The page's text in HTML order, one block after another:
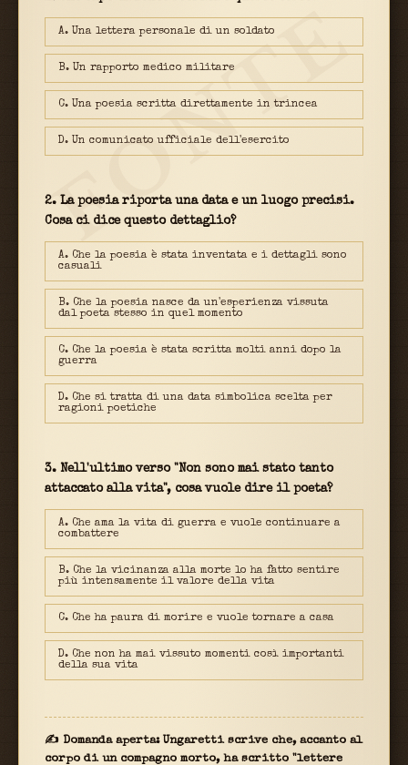
FONTE
A. Una lettera personale di un soldato
B. Un rapporto medico militare
C. Una poesia scritta direttamente in trincea
D. Un comunicato ufficiale dell'esercito
2. La poesia riporta una data e un luogo precisi.
Cosa ci dice questo dettaglio?
A. Che la poesia è stata inventata e i dettagli sono
casuali
B. Che la poesia nasce da un'esperienza vissuta
dal poeta stesso in quel momento
C. Che la poesia è stata scritta molti anni dopo la
guerra
D. Che si tratta di una data simbolica scelta per
ragioni poetiche
3. Nell'ultimo verso "Non sono mai stato tanto
attaccato alla vita", cosa vuole dire il poeta?
A. Che ama la vita di guerra e vuole continuare a
combattere
B. Che la vicinanza alla morte lo ha fatto sentire
più intensamente il valore della vita
C. Che ha paura di morire e vuole tornare a casa
D. Che non ha mai vissuto momenti così importanti
della sua vita
✍ Domanda aperta: Ungaretti scrive che, accanto al
corpo di un compagno morto, ha scritto "lettere